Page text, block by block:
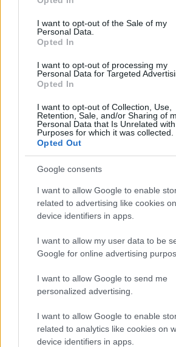
use your data for below specified
consent section.
I want to opt-out of the Sale of my
Personal Data.
Opted In
I want to opt-out of processing my
Personal Data for Targeted
Opted In
I want to opt-out of Collection, Use,
Retention, Sale, and/or Sharing of
Personal Data that Is Unrelated
Purposes for which it was collected.
Opted Out
Google consents
I want to allow Google to enable
related to advertising like cookies
device identifiers in apps.
I want to allow my user data to be
Google for online advertising
I want to allow Google to send me
personalized advertising.
I want to allow Google to enable
related to analytics like cookies on
device identifiers in apps.
„Csonka évadot zárni
érzés"
mtothorsi•2020. július 15.
Megtartotta évadzáró társulati
Sándor Színház. A világjárvány